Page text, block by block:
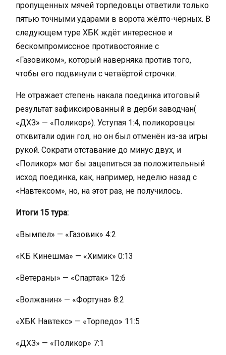
пропущенных мячей торпедовцы ответили только
пятью точными ударами в ворота жёлто-чёрных. В
следующем туре ХБК ждёт интересное и
бескомпромиссное противостояние с
«Газовиком», который наверняка против того,
чтобы его подвинули с четвёртой строчки.
Не отражает степень накала поединка итоговый
результат зафиксированный в дерби заводчан(
«ДХЗ» — «Поликор»). Уступая 1:4, поликоровцы
отквитали один гол, но он был отменён из-за игры
рукой. Сократи отставание до минус двух, и
«Поликор» мог бы зацепиться за положительный
исход поединка, как, например, неделю назад с
«Навтексом», но, на этот раз, не получилось.
Итоги 15 тура:
«Вымпел» — «Газовик» 4:2
«КБ Кинешма» — «Химик» 0:13
«Ветераны» — «Спартак» 12:6
«Волжанин» — «Фортуна» 8:2
«ХБК Навтекс» — «Торпедо» 11:5
«ДХЗ» — «Поликор» 7:1